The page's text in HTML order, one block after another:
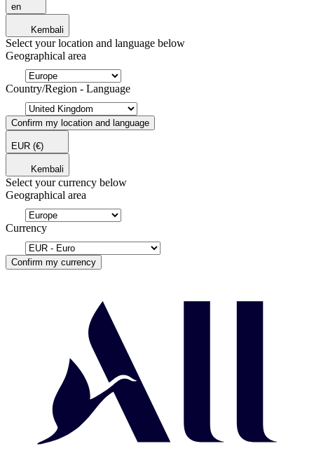
en
Kembali
Select your location and language below
Geographical area
Country/Region - Language
Confirm my location and language
EUR (€)
Kembali
Select your currency below
Geographical area
Currency
Confirm my currency